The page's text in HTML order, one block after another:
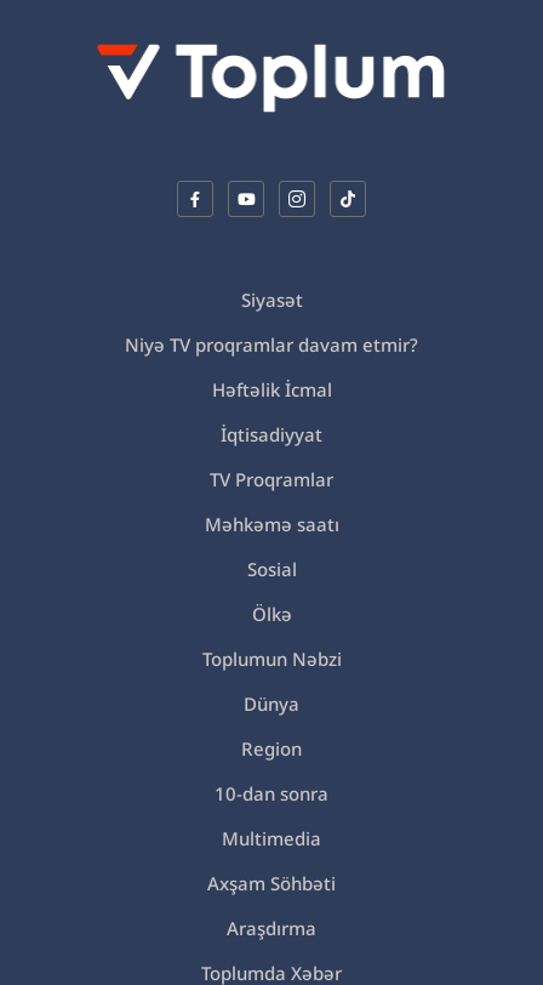
Siyasət
Niyə TV proqramlar davam etmir?
Həftəlik İcmal
İqtisadiyyat
TV Proqramlar
Məhkəmə saatı
Sosial
Ölkə
Toplumun Nəbzi
Dünya
Region
10-dan sonra
Multimedia
Axşam Söhbəti
Araşdırma
Toplumda Xəbər